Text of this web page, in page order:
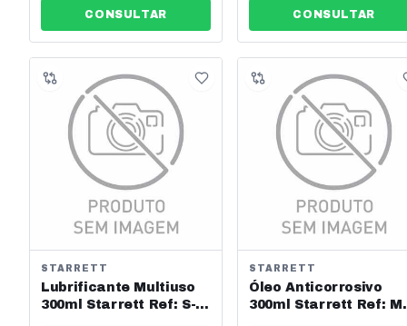
CONSULTAR
Ref: Fds180-80fc
CONSULTAR
STARRETT
Lubrificante Multiuso
300ml Starrett Ref: S-
STARRETT
Óleo Anticorrosivo
300ml Starrett Ref: